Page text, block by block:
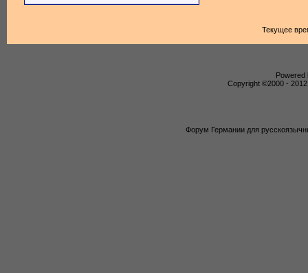
Текущее
Powered
Copyright ©2000 -
Форум Германии для